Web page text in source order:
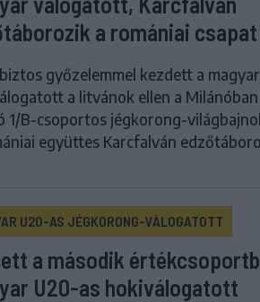
a romániai csapat
győzelemmel kezdett a
a litvánok ellen a
1/B-csoportos jégkorong-
együttes Karcfalván
U20-AS JÉGKORONG-VÁLOGATOTT
a második
U20-as hokiválogatott